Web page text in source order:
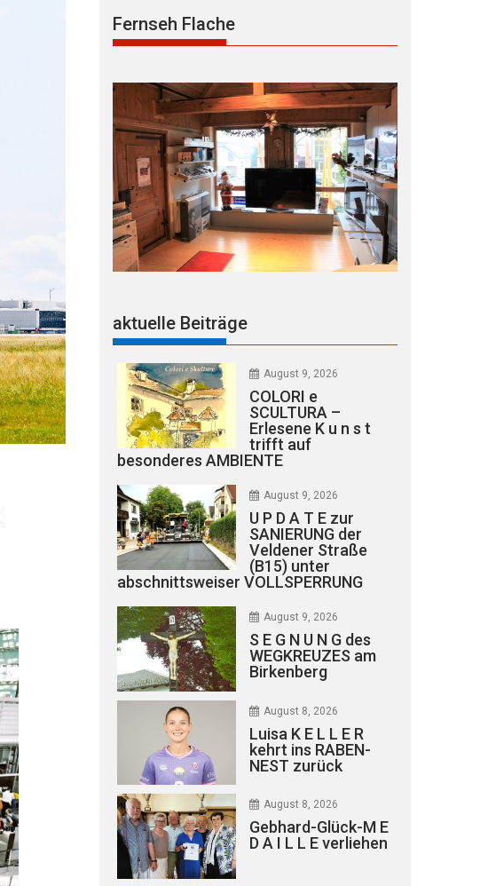
Fernseh Flache
aktuelle Beiträge
August 9, 2026
COLORI e
SCULTURA –
Erlesene K u n s t
trifft auf
besonderes AMBIENTE
August 9, 2026
U P D A T E zur
SANIERUNG der
Veldener Straße
(B15) unter
abschnittsweiser VOLLSPERRUNG
August 9, 2026
S E G N U N G des
WEGKREUZES am
Birkenberg
August 8, 2026
Luisa K E L L E R
kehrt ins RABEN-
NEST zurück
August 8, 2026
Gebhard-Glück-M E
D A I L L E verliehen